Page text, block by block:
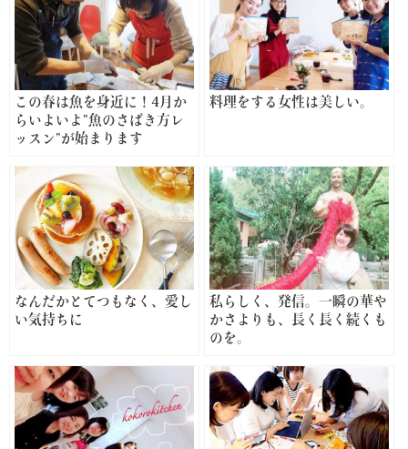
この春は魚を身近に！4月か
らいよいよ”魚のさばき方レ
ッスン”が始まります
料理をする女性は美しい。
なんだかとてつもなく、愛し
い気持ちに
私らしく、発信。一瞬の華や
かさよりも、長く長く続くも
のを。